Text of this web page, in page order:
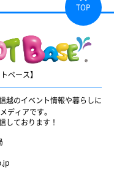
ベース】
越のイベント情報や暮らしに
ディアです。
しております！
TOP